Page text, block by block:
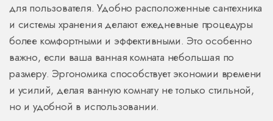
для пользователя. Удобно расположенные сантехника
и системы хранения делают ежедневные процедуры
более комфортными и эффективными. Это особенно
важно, если ваша ванная комната небольшая по
размеру. Эргономика способствует экономии времени
и усилий, делая ванную комнату не только стильной,
но и удобной в использовании.